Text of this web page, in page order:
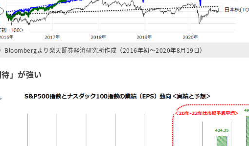
）Bloombergより楽天証券経済研究所作成（2016年初～2020年8月19日）
」が強い